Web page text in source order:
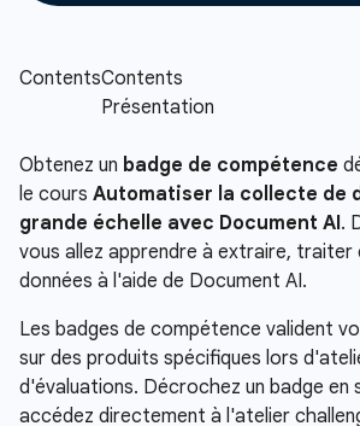
Obtenez un badge de compétence
le cours Automatiser la collecte de
grande échelle avec Document AI.
vous allez apprendre à extraire,
données à l'aide de Document AI.
Les badges de compétence valident
sur des produits spécifiques lors
d'évaluations. Décrochez un badge en
accédez directement à l'atelier